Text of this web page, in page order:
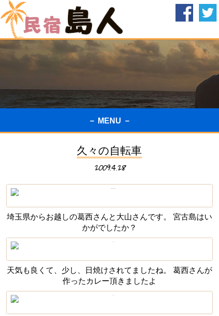
－ MENU －
久々の自転車
2009.4.28
埼玉県からお越しの葛西さんと大山さんです。 宮古島はい
かがでしたか？
天気も良くて、少し、日焼けされてましたね。 葛西さんが
作ったカレー頂きましたよ